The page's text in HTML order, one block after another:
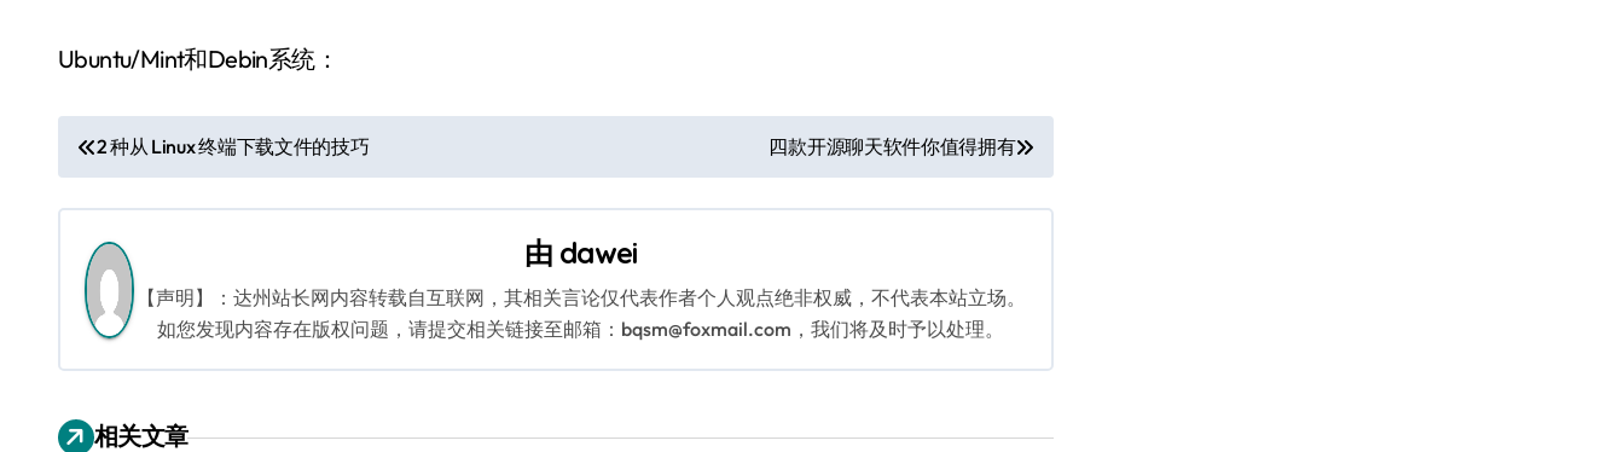
Ubuntu/Mint和Debin系统：
文
章
导
航
2 种从 Linux 终端下载文件的技巧 四款开源聊天软件你值得拥有
由 dawei
【声明】：达州站长网内容转载自互联网，其相关言论仅代表作者个人观点绝非权威，不代表本站立场。
如您发现内容存在版权问题，请提交相关链接至邮箱：bqsm@foxmail.com，我们将及时予以处理。
相关文章